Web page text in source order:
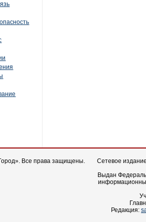
Все права защищены.
Сетевое
Выдан
Редакция: